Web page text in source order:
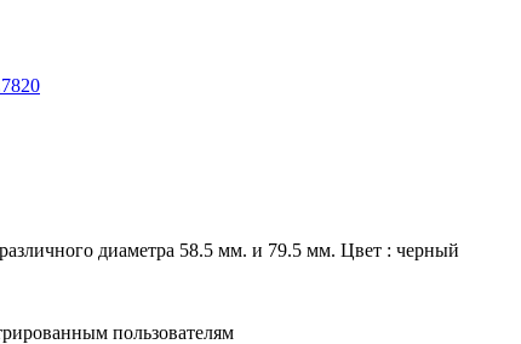
диаметра 58.5 мм. и 79.5 мм. Цвет : черный
пользователям